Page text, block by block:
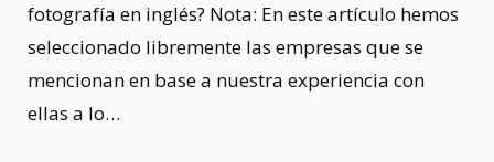
fotografía en inglés? Nota: En este artículo hemos
seleccionado libremente las empresas que se
mencionan en base a nuestra experiencia con
ellas a lo…